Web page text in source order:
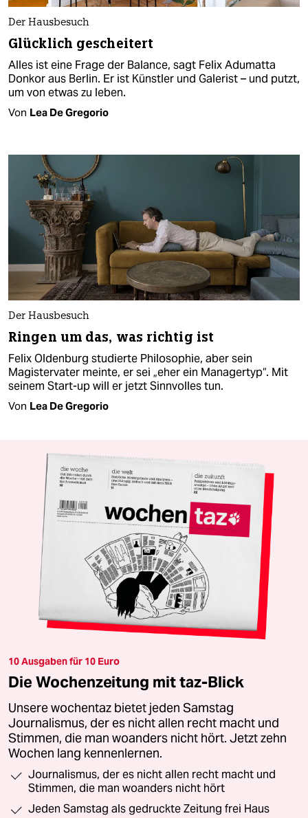
Der Hausbesuch
Glücklich gescheitert
Alles ist eine Frage der Balance, sagt Felix Adumatta
Donkor aus Berlin. Er ist Künstler und Galerist – und putzt,
um von etwas zu leben.
Von Lea De Gregorio
Der Hausbesuch
Ringen um das, was richtig ist
Felix Oldenburg studierte Philosophie, aber sein
Magistervater meinte, er sei „eher ein Managertyp“. Mit
seinem Start-up will er jetzt Sinnvolles tun.
Von Lea De Gregorio
10 Ausgaben für 10 Euro
Die Wochenzeitung mit taz-Blick
Unsere wochentaz bietet jeden Samstag
Journalismus, der es nicht allen recht macht und
Stimmen, die man woanders nicht hört. Jetzt zehn
Wochen lang kennenlernen.
Journalismus, der es nicht allen recht macht und
Stimmen, die man woanders nicht hört
Jeden Samstag als gedruckte Zeitung frei Haus